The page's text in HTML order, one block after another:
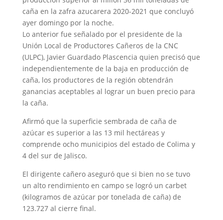
caña en la zafra azucarera 2020-2021 que concluyó
ayer domingo por la noche.
Lo anterior fue señalado por el presidente de la
Unión Local de Productores Cañeros de la CNC
(ULPC), Javier Guardado Plascencia quien precisó que
independientemente de la baja en producción de
caña, los productores de la región obtendrán
ganancias aceptables al lograr un buen precio para
la caña.
Afirmó que la superficie sembrada de caña de
azúcar es superior a las 13 mil hectáreas y
comprende ocho municipios del estado de Colima y
4 del sur de Jalisco.
El dirigente cañero aseguró que si bien no se tuvo
un alto rendimiento en campo se logró un carbet
(kilogramos de azúcar por tonelada de caña) de
123.727 al cierre final.